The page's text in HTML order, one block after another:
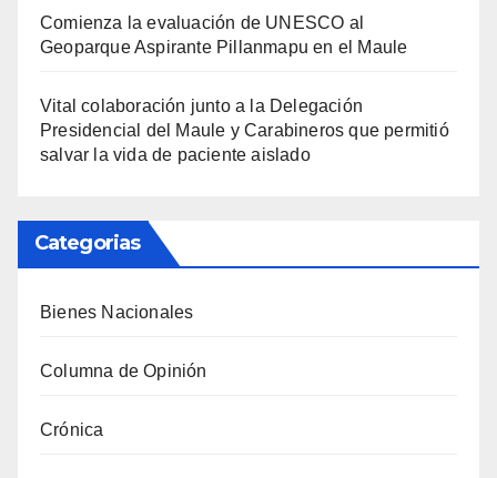
Comienza la evaluación de UNESCO al
Geoparque Aspirante Pillanmapu en el Maule
Vital colaboración junto a la Delegación
Presidencial del Maule y Carabineros que permitió
salvar la vida de paciente aislado
Categorias
Bienes Nacionales
Columna de Opinión
Crónica